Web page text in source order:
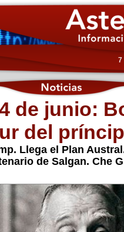
7
de junio:
del
Llega el Plan
de Salgan. Che